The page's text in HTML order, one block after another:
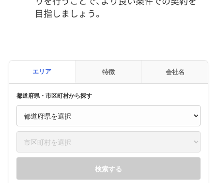
目指しましょう。
エリア 特徴 会社名
都道府県・市区町村から探す
検索する